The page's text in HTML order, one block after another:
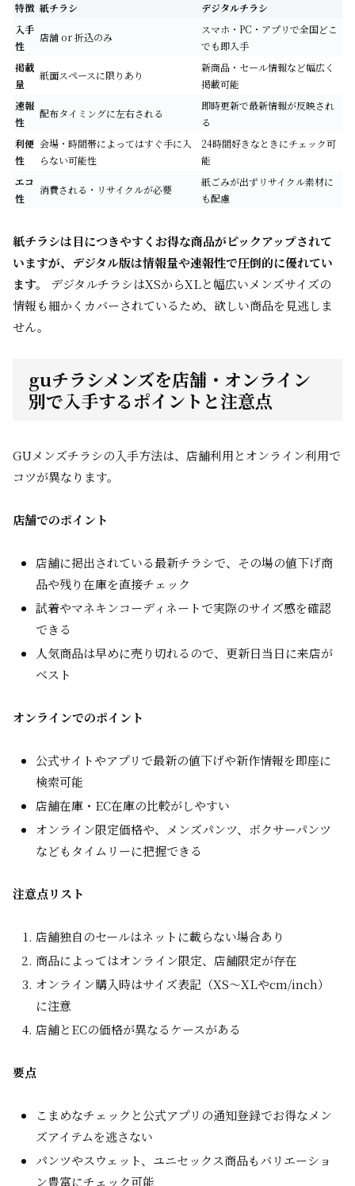
特徴 紙チラシ
デジタルチラシ
入手
性
店舗 or 折込のみ
スマホ・PC・アプリで全国どこ
でも即入手
掲載
量
紙面スペースに限りあり
新商品・セール情報など幅広く
掲載可能
速報
性
配布タイミングに左右される
即時更新で最新情報が反映され
る
利便
性
会場・時間帯によってはすぐ手に入
らない可能性
24時間好きなときにチェック可
能
エコ
性
消費される・リサイクルが必要
紙ごみが出ずリサイクル素材に
も配慮
紙チラシは目につきやすくお得な商品がピックアップされて
いますが、デジタル版は情報量や速報性で圧倒的に優れてい
ます。
デジタルチラシはXSからXLと幅広いメンズサイズの
情報も細かくカバーされているため、欲しい商品を見逃しま
せん。
guチラシメンズを店舗・オンライン
別で入手するポイントと注意点
GUメンズチラシの入手方法は、店舗利用とオンライン利用で
コツが異なります。
店舗でのポイント
店舗に掲出されている最新チラシで、その場の値下げ商
品や残り在庫を直接チェック
試着やマネキンコーディネートで実際のサイズ感を確認
できる
人気商品は早めに売り切れるので、更新日当日に来店が
ベスト
オンラインでのポイント
公式サイトやアプリで最新の値下げや新作情報を即座に
検索可能
店舗在庫・EC在庫の比較がしやすい
オンライン限定価格や、メンズパンツ、ボクサーパンツ
などもタイムリーに把握できる
注意点リスト
店舗独自のセールはネットに載らない場合あり
商品によってはオンライン限定、店舗限定が存在
オンライン購入時はサイズ表記（XS〜XLやcm/inch）
に注意
店舗とECの価格が異なるケースがある
要点
こまめなチェックと公式アプリの通知登録でお得なメン
ズアイテムを逃さない
パンツやスウェット、ユニセックス商品もバリエーショ
ン豊富にチェック可能